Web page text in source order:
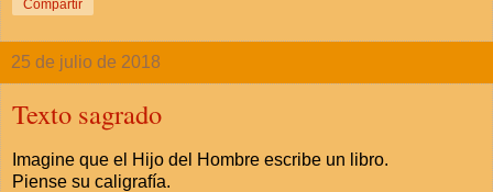
Compartir
25 de julio de 2018
Texto sagrado
Imagine que el Hijo del Hombre escribe un libro.
Piense su caligrafía.